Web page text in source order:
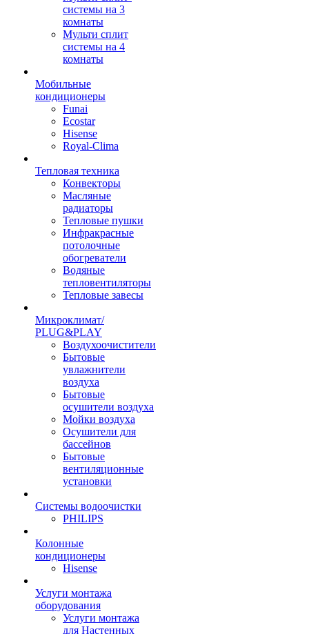
системы на 3
комнаты
Мульти сплит
системы на 4
комнаты
Мобильные
кондиционеры
Funai
Ecostar
Hisense
Royal-Clima
Тепловая техника
Конвекторы
Масляные
радиаторы
Тепловые пушки
Инфракрасные
потолочные
обогреватели
Водяные
тепловентиляторы
Тепловые завесы
Микроклимат/
PLUG&PLAY
Воздухоочистители
Бытовые
увлажнители
воздуха
Бытовые
осушители воздуха
Мойки воздуха
Осушители для
бассейнов
Бытовые
вентиляционные
установки
Системы водоочистки
PHILIPS
Колонные
кондиционеры
Hisense
Услуги монтажа
оборудования
Услуги монтажа
для Настенных